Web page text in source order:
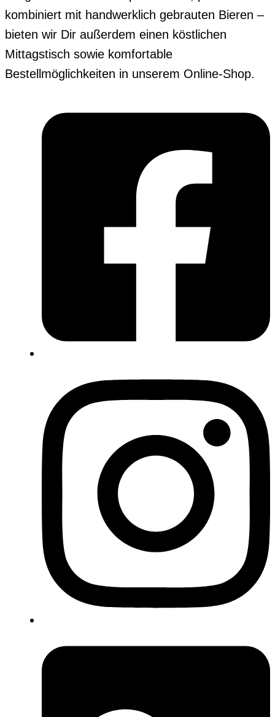
kombiniert mit handwerklich gebrauten Bieren –
bieten wir Dir außerdem einen köstlichen
Mittagstisch sowie komfortable
Bestellmöglichkeiten in unserem Online-Shop.